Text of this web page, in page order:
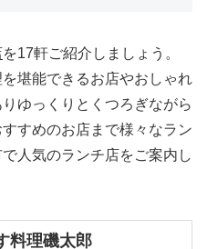
を17軒ご紹介しましょう。
堪能できるお店やおしゃれ
ゆっくりとくつろぎながら
すめのお店まで様々なラン
人気のランチ店をご案内し
料理磯太郎